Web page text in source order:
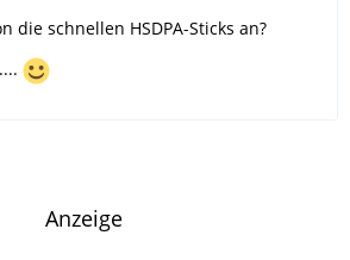
die schnellen HSDPA-Sticks an?
Anzeige